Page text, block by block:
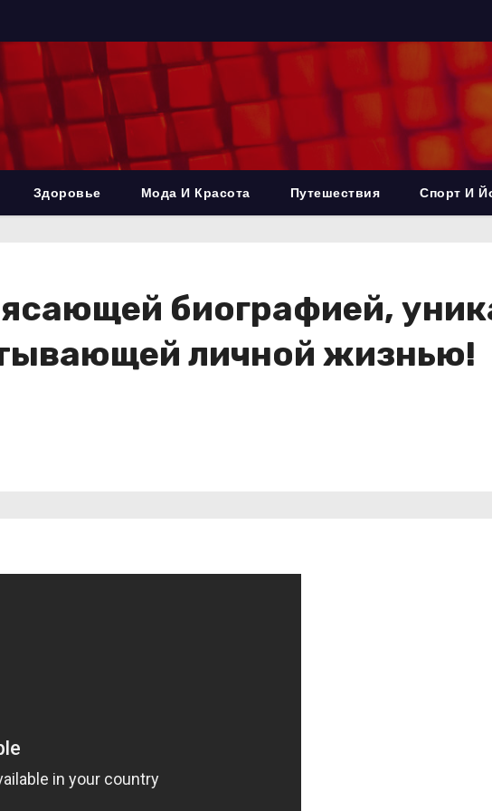
Здоровье Мода И Красота Путешествия Спорт И
биографией,
личной жизнью!